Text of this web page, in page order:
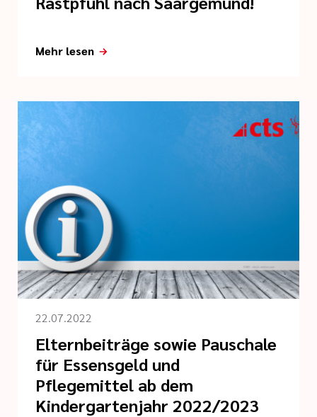
Mehr lesen
22.07.2022
Elternbeiträge sowie Pauschale
für Essensgeld und
Pflegemittel ab dem
Kindergartenjahr 2022/2023